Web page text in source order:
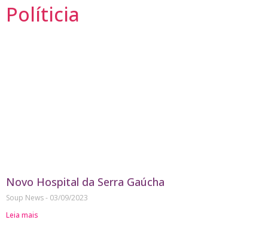
Políticia
Novo Hospital da Serra Gaúcha
Soup News
03/09/2023
Leia mais